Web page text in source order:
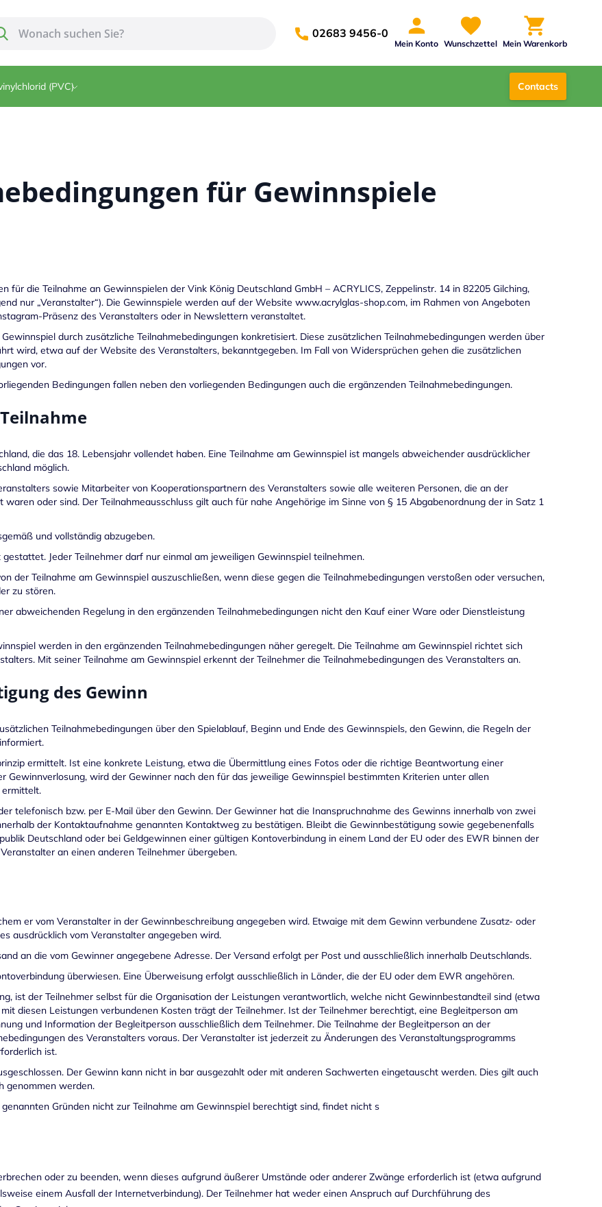
02683 9456-0
Mein Konto Wunschzettel Mein Warenkorb
(PVC) Contacts
für Gewinnspiele
für die Teilnahme an Gewinnspielen der Vink König Deutschland GmbH – ACRYLICS, Zeppelinstr. 14 in 82205 Gilching,
nur „Veranstalter“). Die Gewinnspiele werden auf der Website www.acrylglas-shop.com, im Rahmen von Angeboten
Präsenz des Veranstalters oder in Newslettern veranstaltet.
durch zusätzliche Teilnahmebedingungen konkretisiert. Diese zusätzlichen Teilnahmebedingungen werden über
wird, etwa auf der Website des Veranstalters, bekanntgegeben. Im Fall von Widersprüchen gehen die zusätzlichen
vor.
Bedingungen fallen neben den vorliegenden Bedingungen auch die ergänzenden Teilnahmebedingungen.
die das 18. Lebensjahr vollendet haben. Eine Teilnahme am Gewinnspiel ist mangels abweichender ausdrücklicher
möglich.
sowie Mitarbeiter von Kooperationspartnern des Veranstalters sowie alle weiteren Personen, die an der
oder sind. Der Teilnahmeausschluss gilt auch für nahe Angehörige im Sinne von § 15 Abgabenordnung der in Satz 1
und vollständig abzugeben.
Jeder Teilnehmer darf nur einmal am jeweiligen Gewinnspiel teilnehmen.
der Teilnahme am Gewinnspiel auszuschließen, wenn diese gegen die Teilnahmebedingungen verstoßen oder versuchen,
zu stören.
abweichenden Regelung in den ergänzenden Teilnahmebedingungen nicht den Kauf einer Ware oder Dienstleistung
werden in den ergänzenden Teilnahmebedingungen näher geregelt. Die Teilnahme am Gewinnspiel richtet sich
Mit seiner Teilnahme am Gewinnspiel erkennt der Teilnehmer die Teilnahmebedingungen des Veranstalters an.
des Gewinn
Teilnahmebedingungen über den Spielablauf, Beginn und Ende des Gewinnspiels, den Gewinn, die Regeln der
ermittelt. Ist eine konkrete Leistung, etwa die Übermittlung eines Fotos oder die richtige Beantwortung einer
Gewinnverlosung, wird der Gewinner nach den für das jeweilige Gewinnspiel bestimmten Kriterien unter allen
ermittelt.
telefonisch bzw. per E-Mail über den Gewinn. Der Gewinner hat die Inanspruchnahme des Gewinns innerhalb von zwei
der Kontaktaufnahme genannten Kontaktweg zu bestätigen. Bleibt die Gewinnbestätigung sowie gegebenenfalls
Deutschland oder bei Geldgewinnen einer gültigen Kontoverbindung in einem Land der EU oder des EWR binnen der
an einen anderen Teilnehmer übergeben.
er vom Veranstalter in der Gewinnbeschreibung angegeben wird. Etwaige mit dem Gewinn verbundene Zusatz- oder
ausdrücklich vom Veranstalter angegeben wird.
an die vom Gewinner angegebene Adresse. Der Versand erfolgt per Post und ausschließlich innerhalb Deutschlands.
überwiesen. Eine Überweisung erfolgt ausschließlich in Länder, die der EU oder dem EWR angehören.
ist der Teilnehmer selbst für die Organisation der Leistungen verantwortlich, welche nicht Gewinnbestandteil sind (etwa
diesen Leistungen verbundenen Kosten trägt der Teilnehmer. Ist der Teilnehmer berechtigt, eine Begleitperson am
und Information der Begleitperson ausschließlich dem Teilnehmer. Die Teilnahme der Begleitperson an der
des Veranstalters voraus. Der Veranstalter ist jederzeit zu Änderungen des Veranstaltungsprogramms
ist.
Der Gewinn kann nicht in bar ausgezahlt oder mit anderen Sachwerten eingetauscht werden. Dies gilt auch
genommen werden.
Gründen nicht zur Teilnahme am Gewinnspiel berechtigt sind, findet nicht s
oder zu beenden, wenn dieses aufgrund äußerer Umstände oder anderer Zwänge erforderlich ist (etwa aufgrund
einem Ausfall der Internetverbindung). Der Teilnehmer hat weder einen Anspruch auf Durchführung des